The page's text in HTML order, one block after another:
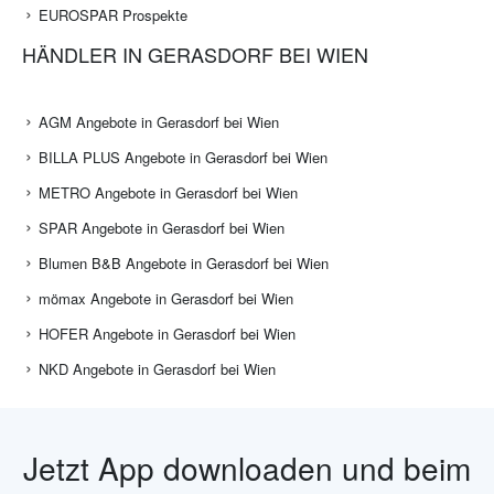
EUROSPAR Prospekte
HÄNDLER IN GERASDORF BEI WIEN
AGM Angebote in Gerasdorf bei Wien
BILLA PLUS Angebote in Gerasdorf bei Wien
METRO Angebote in Gerasdorf bei Wien
SPAR Angebote in Gerasdorf bei Wien
Blumen B&B Angebote in Gerasdorf bei Wien
mömax Angebote in Gerasdorf bei Wien
HOFER Angebote in Gerasdorf bei Wien
NKD Angebote in Gerasdorf bei Wien
Jetzt App downloaden und beim